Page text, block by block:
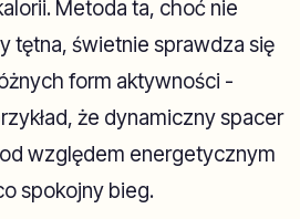
Metoda ta, choć nie
tętna, świetnie sprawdza się
form aktywności -
że dynamiczny spacer
względem energetycznym
spokojny bieg.